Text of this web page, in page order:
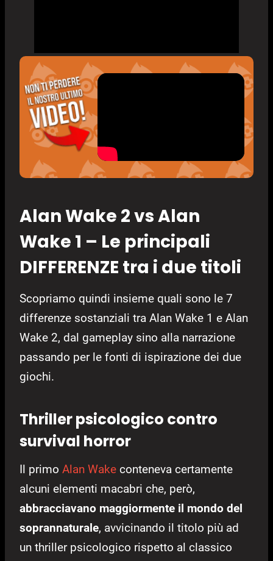
Alan Wake 2 vs Alan
Wake 1 – Le principali
DIFFERENZE tra i due titoli
Scopriamo quindi insieme quali sono le 7
differenze sostanziali tra Alan Wake 1 e Alan
Wake 2, dal gameplay sino alla narrazione
passando per le fonti di ispirazione dei due
giochi.
Thriller psicologico contro
survival horror
Il primo Alan Wake conteneva certamente
alcuni elementi macabri che, però,
abbracciavano maggiormente il mondo del
soprannaturale, avvicinando il titolo più ad
un thriller psicologico rispetto al classico